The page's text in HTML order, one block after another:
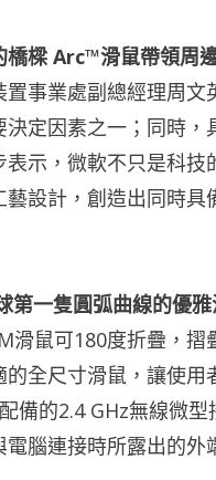
橋樑 Arc™滑鼠帶領周
置事業處副總經理周
決定因素之一；同時
示，微軟不只是科
藝設計，創造出同時
第一隻圓弧曲線的優
鼠可180度折疊，摺
的全尺寸滑鼠，讓使
備的2.4 GHz無線微
腦連接時所露出的外